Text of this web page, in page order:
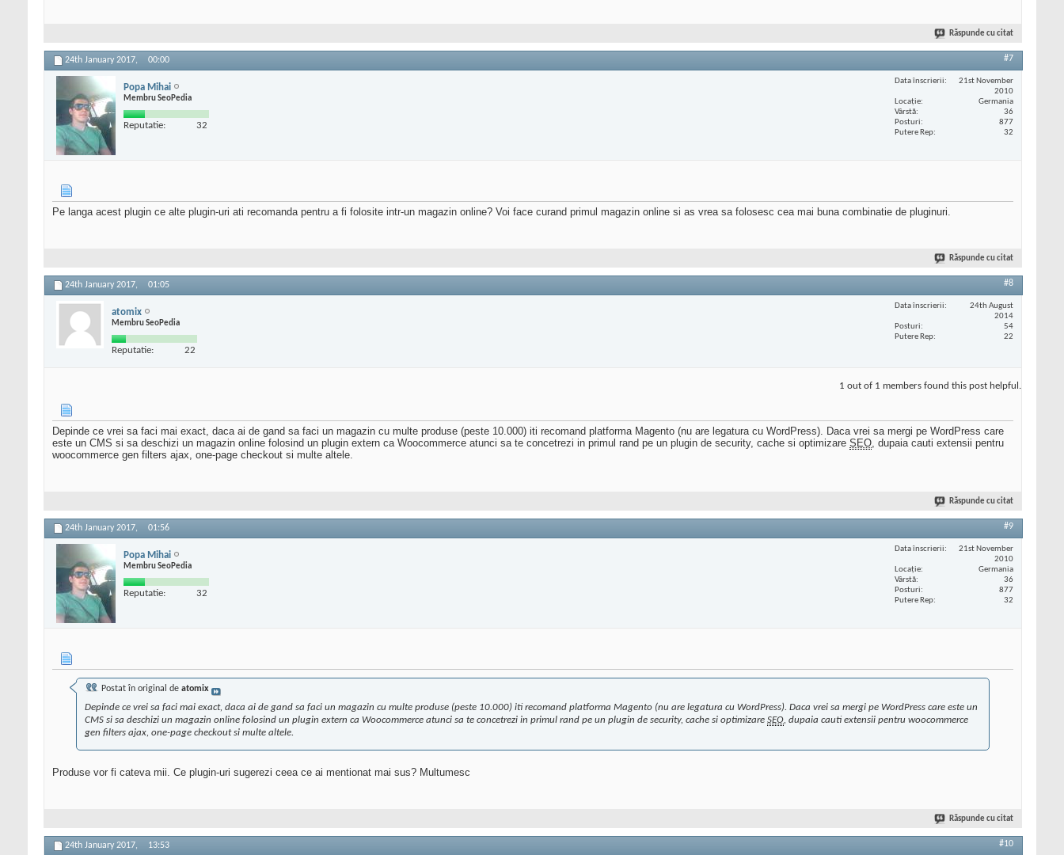
Răspunde cu citat
24th January 2017, 00:00 #7
Popa Mihai
Membru SeoPedia
Reputatie: 32
Data înscrierii
21st November
2010
Locaţie
Germania
Vârstă
36
Posturi
877
Putere Rep
32
Pe langa acest plugin ce alte plugin-uri ati recomanda pentru a fi folosite intr-un magazin online? Voi face curand primul magazin online si as vrea sa folosesc cea mai buna combinatie de pluginuri.
Răspunde cu citat
24th January 2017, 01:05 #8
atomix
Membru SeoPedia
Reputatie: 22
Data înscrierii
24th August
2014
Posturi
54
Putere Rep
22
1 out of 1 members found this post helpful.
Depinde ce vrei sa faci mai exact, daca ai de gand sa faci un magazin cu multe produse (peste 10.000) iti recomand platforma Magento (nu are legatura cu WordPress). Daca vrei sa mergi pe WordPress care
este un CMS si sa deschizi un magazin online folosind un plugin extern ca Woocommerce atunci sa te concetrezi in primul rand pe un plugin de security, cache si optimizare SEO, dupaia cauti extensii pentru
woocommerce gen filters ajax, one-page checkout si multe altele.
Răspunde cu citat
24th January 2017, 01:56 #9
Popa Mihai
Membru SeoPedia
Reputatie: 32
Data înscrierii
21st November
2010
Locaţie
Germania
Vârstă
36
Posturi
877
Putere Rep
32
Postat în original de atomix
Depinde ce vrei sa faci mai exact, daca ai de gand sa faci un magazin cu multe produse (peste 10.000) iti recomand platforma Magento (nu are legatura cu WordPress). Daca vrei sa mergi pe WordPress care este un
CMS si sa deschizi un magazin online folosind un plugin extern ca Woocommerce atunci sa te concetrezi in primul rand pe un plugin de security, cache si optimizare SEO, dupaia cauti extensii pentru woocommerce
gen filters ajax, one-page checkout si multe altele.
Produse vor fi cateva mii. Ce plugin-uri sugerezi ceea ce ai mentionat mai sus? Multumesc
Răspunde cu citat
24th January 2017, 13:53 #10